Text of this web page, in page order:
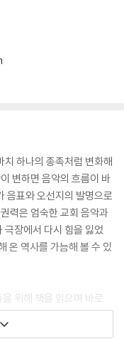
치 하나의 종족처럼 변화해
변하면 음악의 흐름이 바
음표와 오선지의 발명으로
력은 엄숙한 교회 음악과
극장에서 다시 힘을 잃었
온 역사를 가늠해 볼 수 있
위해 책을 읽으며 바로
도 만들어진 파가니니나
리 파커의 〈오니톨로